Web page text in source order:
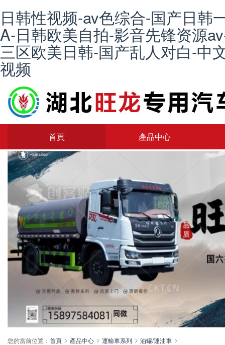
日韩性视频-av色综合-国产日韩
A-日韩欧美自拍-影音先锋资源
三区欧美日韩-国产乱人对白-中
视频
首頁 產品中心
您的當前位置： 首頁 產品中心 運輸車系列 油罐/運油車